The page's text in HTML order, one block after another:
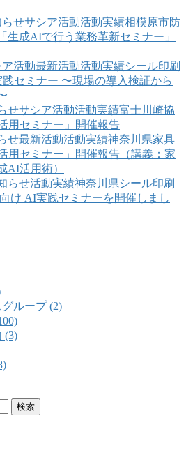
らせサシア活動活動実績相模原市防
生成AIで行う業務革新セミナー」
活動最新活動活動実績シール印刷
セミナー 〜現場の導入検証から
せサシア活動活動実績富士川崎協
用セミナー」開催報告
せ最新活動活動実績神奈川県家具
用セミナー」開催報告（講義：家
AI活用術）
らせ活動実績神奈川県シール印刷
け AI実践セミナーを開催しまし
ループ (2)
(3)